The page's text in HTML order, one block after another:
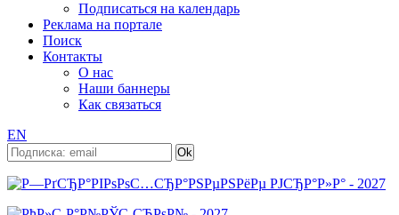
Подписаться на календарь
Реклама на портале
Поиск
Контакты
О нас
Наши баннеры
Как связаться
EN